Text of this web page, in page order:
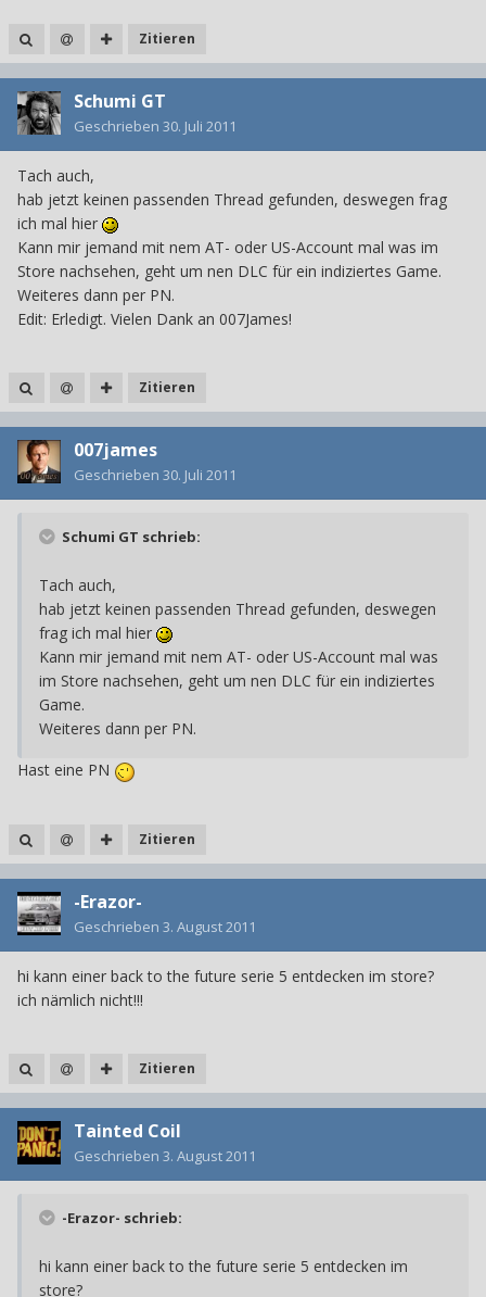
Zitieren
Schumi GT
Geschrieben 30. Juli 2011
Tach auch,
hab jetzt keinen passenden Thread gefunden, deswegen frag
ich mal hier
Kann mir jemand mit nem AT- oder US-Account mal was im
Store nachsehen, geht um nen DLC für ein indiziertes Game.
Weiteres dann per PN.
Edit: Erledigt. Vielen Dank an 007James!
Zitieren
007james
Geschrieben 30. Juli 2011
Schumi GT schrieb:
Tach auch,
hab jetzt keinen passenden Thread gefunden, deswegen
frag ich mal hier
Kann mir jemand mit nem AT- oder US-Account mal was
im Store nachsehen, geht um nen DLC für ein indiziertes
Game.
Weiteres dann per PN.
Hast eine PN
Zitieren
-Erazor-
Geschrieben 3. August 2011
hi kann einer back to the future serie 5 entdecken im store?
ich nämlich nicht!!!
Zitieren
Tainted Coil
Geschrieben 3. August 2011
-Erazor- schrieb:
hi kann einer back to the future serie 5 entdecken im
store?